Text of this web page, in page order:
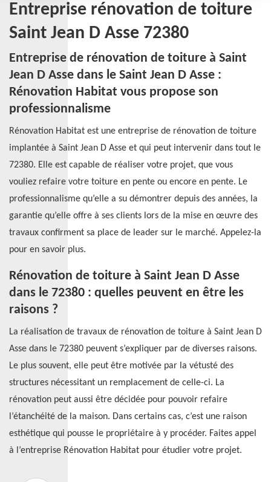
Entreprise rénovation de toiture
Saint Jean D Asse 72380
Entreprise de rénovation de toiture à Saint
Jean D Asse dans le Saint Jean D Asse :
Rénovation Habitat vous propose son
professionnalisme
Rénovation Habitat est une entreprise de rénovation de toiture
implantée à Saint Jean D Asse et qui peut intervenir dans tout le
72380. Elle est capable de réaliser votre projet, que vous
vouliez refaire votre toiture en pente ou encore en pente. Le
professionnalisme qu’elle a su démontrer depuis des années, la
garantie qu’elle offre à ses clients lors de la mise en œuvre des
travaux confirment sa place de leader sur le marché. Appelez-la
pour en savoir plus.
Rénovation de toiture à Saint Jean D Asse
dans le 72380 : quelles peuvent en être les
raisons ?
La réalisation de travaux de rénovation de toiture à Saint Jean D
Asse dans le 72380 peuvent s’expliquer par de diverses raisons.
Le plus souvent, elle peut être motivée par la vétusté des
structures nécessitant un remplacement de celle-ci. La
rénovation peut aussi être décidée pour pouvoir refaire
l’étanchéité de la maison. Dans certains cas, c’est une raison
esthétique qui pousse le propriétaire à y procéder. Faites appel
à l’entreprise Rénovation Habitat pour étudier votre projet.